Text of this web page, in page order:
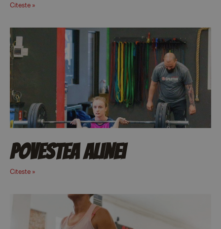
Citeste »
Povestea Alinei
Citeste »